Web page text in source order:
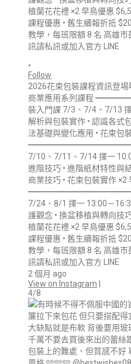
•
Follow
2026花束包裝課程資訊登場
商業應用系列課程
裝入門課 7/3、7/4、7/13
解析與包裝實作 • 認識各式
法基礎與變化應用 • 花束包
━━━━━━━━━━━━━━
7/10、7/11、7/14 擇一
進階技巧 • 進階紙材特性與
商業技巧 • 花束包裝實作 ×2
━━━━━━━━━━━━━━ 03
7/24、8/1 擇一 13:00－
護觀念 • 換盆移植與轉向技
植蘭花花禮 ×2 早鳥
課程優惠 • 舊生續報折抵
教學，每班限額 8 名 高雄
訊請私訊或加入官方 LINE
2 個月 ago
View on Instagram
4/8